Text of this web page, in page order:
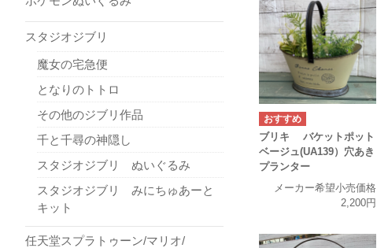
ブリキ バケットポット
ベージュ(UA139）穴あき
プランター
メーカー希望小売価格
2,200円
スタジオジブリ
魔女の宅急便
となりのトトロ
その他のジブリ作品
千と千尋の神隠し
スタジオジブリ ぬいぐるみ
スタジオジブリ みにちゅあーと
キット
任天堂スプラトゥーン/マリオ/